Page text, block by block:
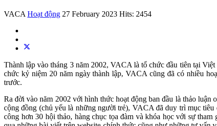
VACA Hoạt động 27 February 2023 Hits: 2454
Thành lập vào tháng 3 năm 2002, VACA là tổ chức đầu tiên tại
chức kỷ niệm 20 năm ngày thành lập, VACA cũng đã có nhiều
trước.
Ra đời vào năm 2002 với hình thức hoạt động ban đầu là thảo
cộng đồng (chủ yếu là những người trẻ), VACA đã duy trì mục
công hơn 30 hội thảo, hàng chục tọa đàm và khóa học với sự